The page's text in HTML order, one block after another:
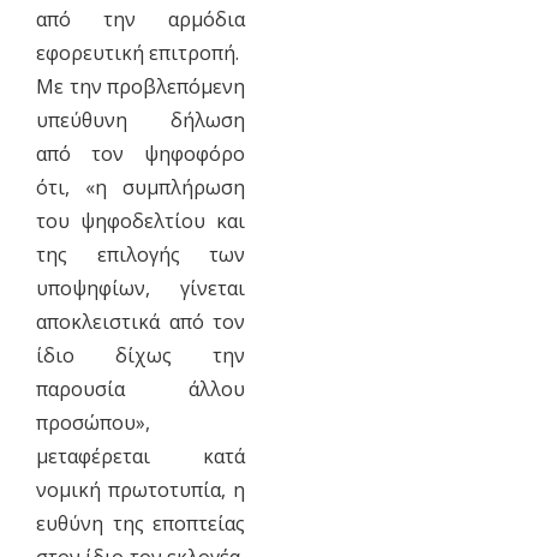
από την αρμόδια
εφορευτική επιτροπή.
Με την προβλεπόμενη
υπεύθυνη δήλωση
από τον ψηφοφόρο
ότι, «η συμπλήρωση
του ψηφοδελτίου και
της επιλογής των
υποψηφίων, γίνεται
αποκλειστικά από τον
ίδιο δίχως την
παρουσία άλλου
προσώπου»,
μεταφέρεται κατά
νομική πρωτοτυπία, η
ευθύνη της εποπτείας